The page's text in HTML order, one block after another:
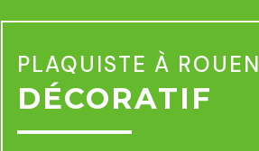
PLAQUISTE À ROUEN
DÉCORATIF